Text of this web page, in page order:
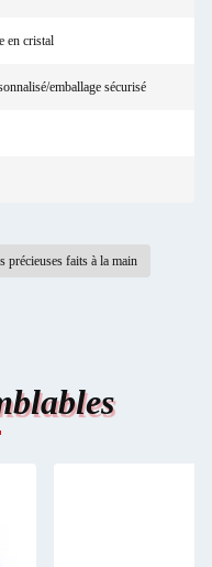
en cristal
emballage sécurisé
précieuses faits à la main